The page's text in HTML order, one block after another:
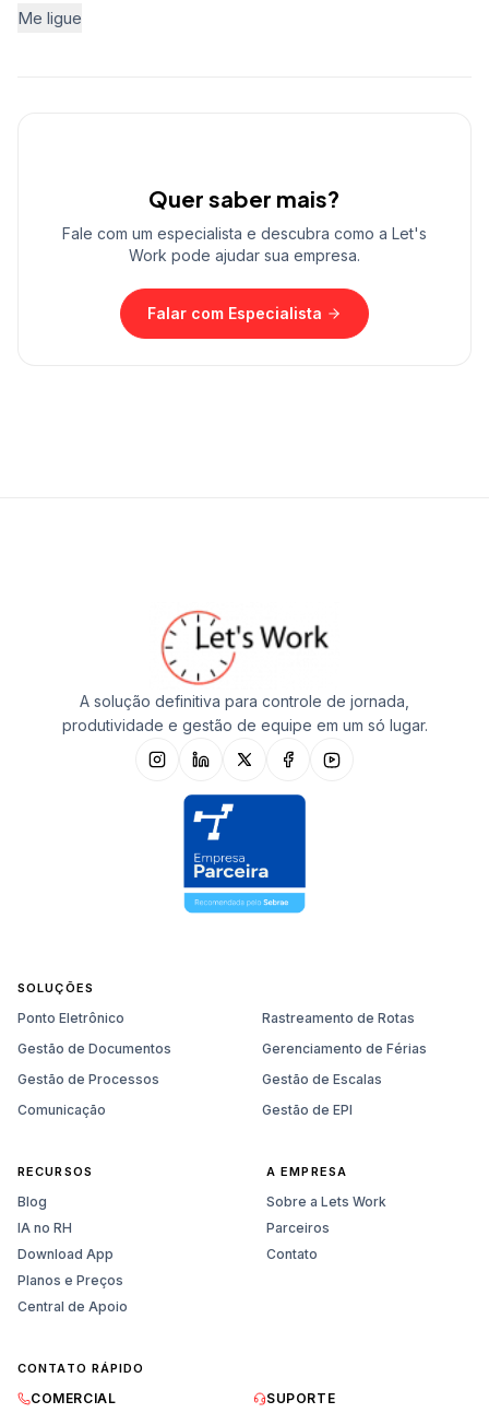
Me ligue
Quer saber mais?
Fale com um especialista e descubra como a Let's
Work pode ajudar sua empresa.
Falar com Especialista
A solução definitiva para controle de jornada,
produtividade e gestão de equipe em um só lugar.
SOLUÇÕES
Ponto Eletrônico
Rastreamento de Rotas
Gestão de Documentos
Gerenciamento de Férias
Gestão de Processos
Gestão de Escalas
Comunicação
Gestão de EPI
RECURSOS
Blog
IA no RH
Download App
Planos e Preços
Central de Apoio
A EMPRESA
Sobre a Lets Work
Parceiros
Contato
CONTATO RÁPIDO
COMERCIAL
SUPORTE
Vendas
Planos, preços e demonstração